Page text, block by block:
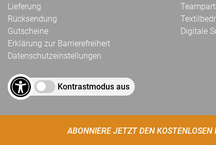
Lieferung
Rücksendung
Gutscheine
Erklärung zur Barrierefreiheit
Datenschutzeinstellungen
Kontrastmodus aus
Digitale
ABONNIERE JETZT DEN